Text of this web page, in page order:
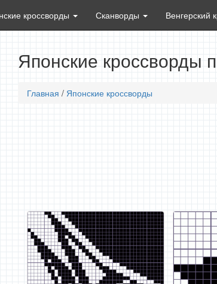
кроссворды Сканворды Венгерский
Японские кроссворды
Главная / Японские кроссворды